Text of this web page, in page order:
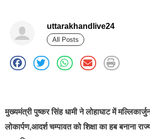
uttarakhandlive24
All Posts
मुख्यमंत्री पुष्कर सिंह धामी ने लोहाघाट में
लोकार्पण,आदर्श चम्पावत को शिक्षा का हब बनाना